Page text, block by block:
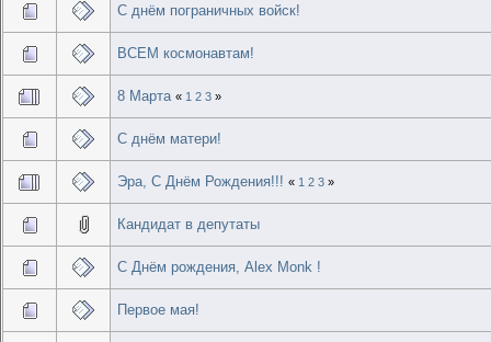
С днём пограничных войск!
ВСЕМ космонавтам!
8 Марта « 1 2 3 »
С днём матери!
Эра, С Днём Рождения!!! « 1 2 3 »
Кандидат в депутаты
С Днём рождения, Alex Monk !
Первое мая!